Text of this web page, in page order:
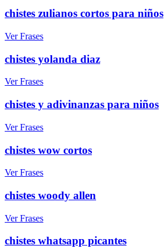
chistes zulianos cortos para niños
Ver Frases
chistes yolanda diaz
Ver Frases
chistes y adivinanzas para niños
Ver Frases
chistes wow cortos
Ver Frases
chistes woody allen
Ver Frases
chistes whatsapp picantes